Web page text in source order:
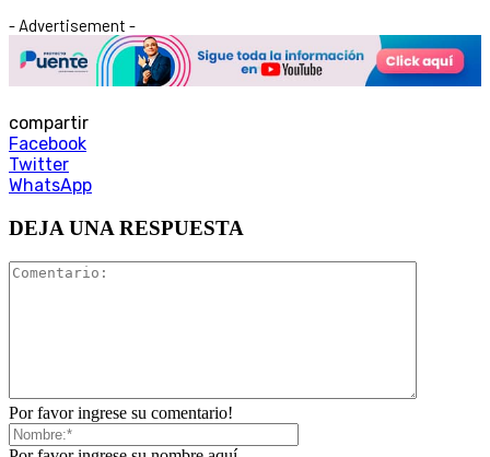
- Advertisement -
compartir
Facebook
Twitter
WhatsApp
DEJA UNA RESPUESTA
Por favor ingrese su comentario!